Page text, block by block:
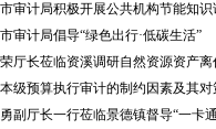
审计局积极开展公共机构节能知识
审计局倡导“绿色出行·低碳生活”
厅长莅临资溪调研自然资源资产
级预算执行审计的制约因素及其对
副厅长一行莅临景德镇督导“一卡